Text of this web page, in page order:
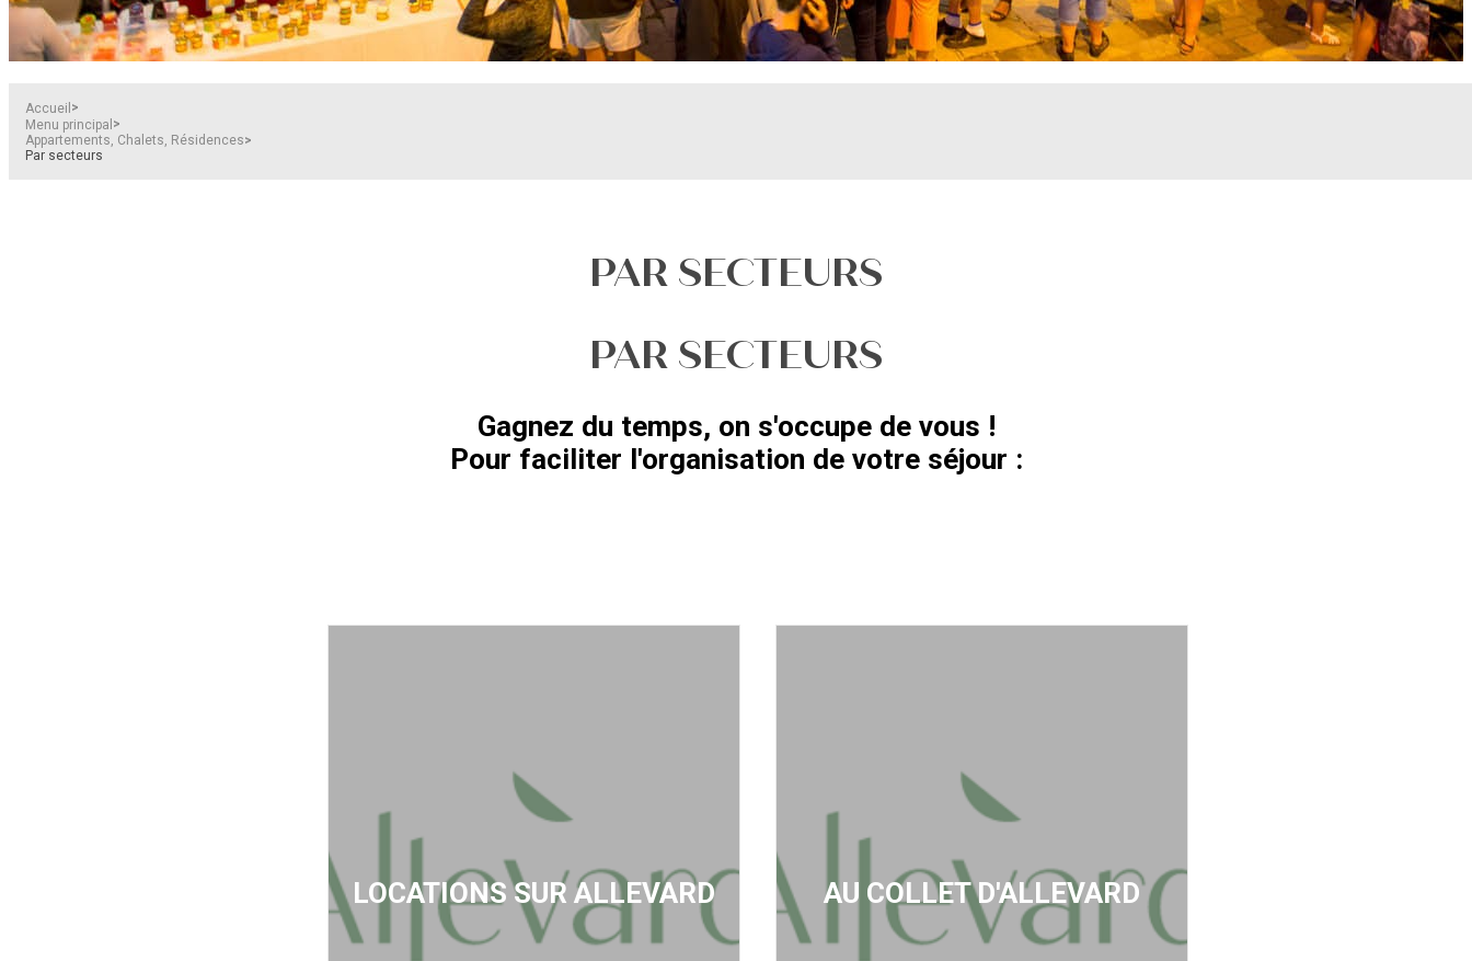
Accueil >
Menu principal >
Appartements, Chalets, Résidences>
Par secteurs
PAR SECTEURS
PAR SECTEURS
Gagnez du temps, on s'occupe de vous !
Pour faciliter l'organisation de votre séjour :
LOCATIONS SUR ALLEVARD AU COLLET D'ALLEVARD